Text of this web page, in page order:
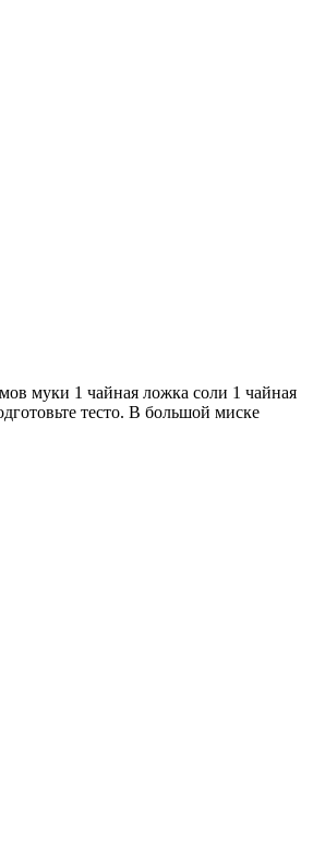
муки 1 чайная ложка соли 1 чайная
тесто. В большой миске